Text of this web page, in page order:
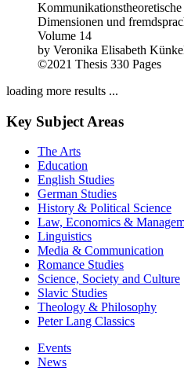
Dimensionen und
Volume 14
by Veronika Elisabeth
©2021 Thesis 330 Pages
loading more results ...
Key Subject Areas
The Arts
Education
English Studies
German Studies
History & Political Science
Law, Economics &
Linguistics
Media & Communication
Romance Studies
Science, Society and Culture
Slavic Studies
Theology & Philosophy
Peter Lang Classics
Events
News